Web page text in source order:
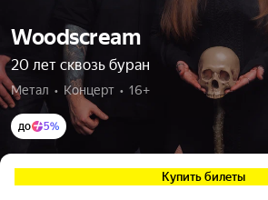
Woodscream
20 лет сквозь буран
Метал  •  Концерт  •  16+
до 5%
Купить билеты